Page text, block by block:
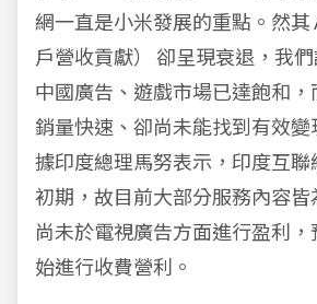
網一直是小米發展的重點。然其
戶營收貢獻） 卻呈現衰退，我
中國廣告、遊戲市場已達飽和
銷量快速、卻尚未能找到有效
據印度總理馬努表示，印度互聯
初期，故目前大部分服務內容皆
尚未於電視廣告方面進行盈利
始進行收費營利。